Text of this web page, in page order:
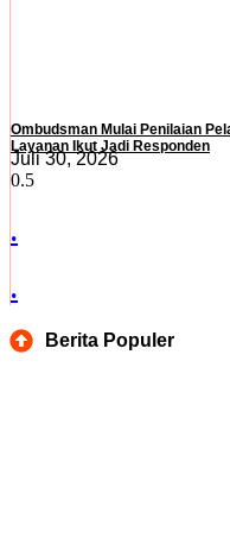
Ombudsman Mulai Penilaian
Layanan Ikut Jadi Responden
Juli 30, 2026
.
.
Berita Populer